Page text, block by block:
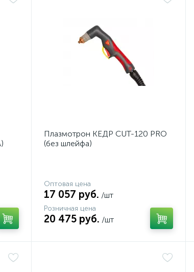
Плазмотрон КЕДР CUT-120 PRO
(без шлейфа)
Оптовая цена
17 057 руб. /шт
Розничная цена
20 475 руб. /шт